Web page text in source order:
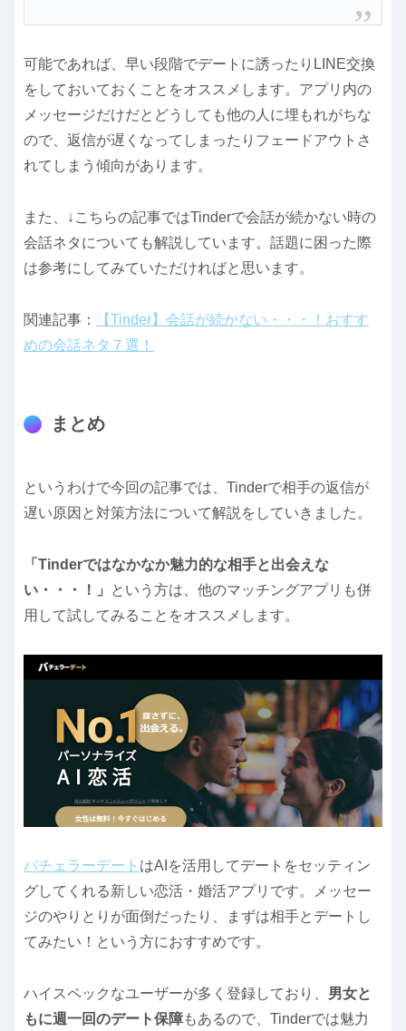
可能であれば、早い段階でデートに誘ったりLINE交換
をしておいておくことをオススメします。アプリ内の
メッセージだけだとどうしても他の人に埋もれがちな
ので、返信が遅くなってしまったりフェードアウトさ
れてしまう傾向があります。
また、↓こちらの記事ではTinderで会話が続かない時の
会話ネタについても解説しています。話題に困った際
は参考にしてみていただければと思います。
関連記事：
【Tinder】会話が続かない・・・！おすす
めの会話ネタ７選！
まとめ
というわけで今回の記事では、Tinderで相手の返信が
遅い原因と対策方法について解説をしていきました。
「Tinderではなかなか魅力的な相手と出会えな
い・・・！」
という方は、他のマッチングアプリも併
用して試してみることをオススメします。
バチェラーデート はAIを活用してデートをセッティン
グしてくれる新しい恋活・婚活アプリです。メッセー
ジのやりとりが面倒だったり、まずは相手とデートし
てみたい！という方におすすめです。
ハイスペックなユーザーが多く登録しており、 男女と
もに週一回のデート保障もあるので、Tinderでは魅力